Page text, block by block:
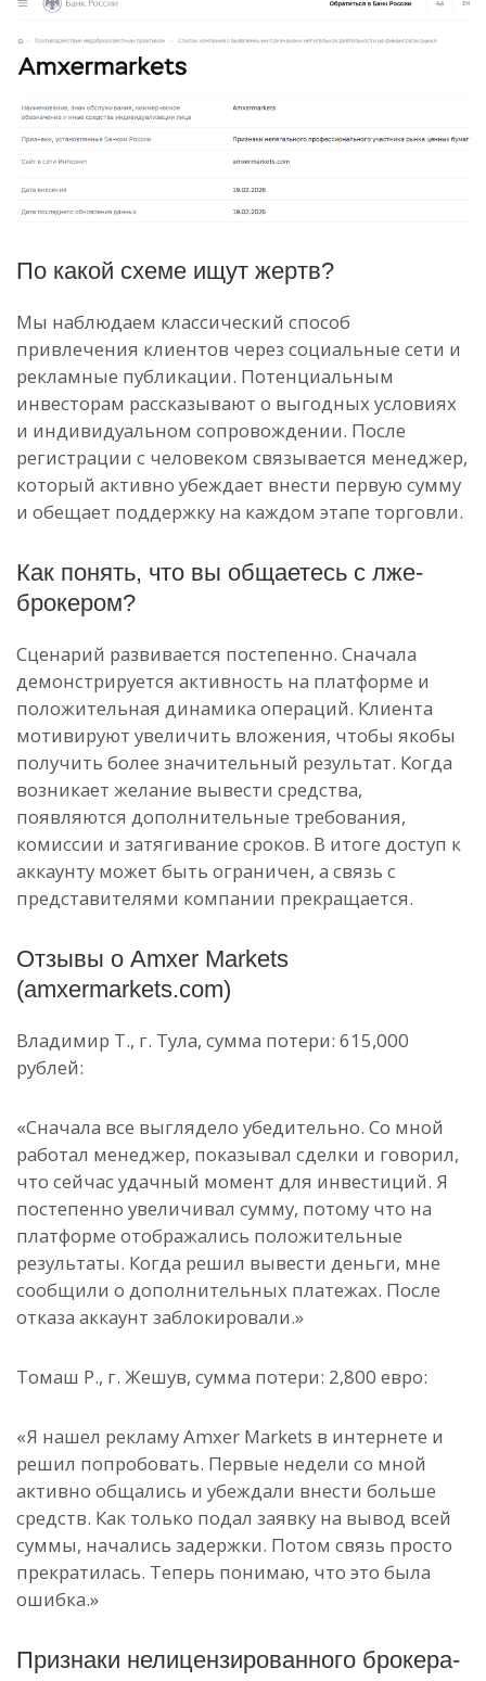
По какой схеме ищут жертв?
Мы наблюдаем классический способ
привлечения клиентов через социальные сети и
рекламные публикации. Потенциальным
инвесторам рассказывают о выгодных условиях
и индивидуальном сопровождении. После
регистрации с человеком связывается менеджер,
который активно убеждает внести первую сумму
и обещает поддержку на каждом этапе торговли.
Как понять, что вы общаетесь с лже-
брокером?
Сценарий развивается постепенно. Сначала
демонстрируется активность на платформе и
положительная динамика операций. Клиента
мотивируют увеличить вложения, чтобы якобы
получить более значительный результат. Когда
возникает желание вывести средства,
появляются дополнительные требования,
комиссии и затягивание сроков. В итоге доступ к
аккаунту может быть ограничен, а связь с
представителями компании прекращается.
Отзывы о Amxer Markets
(amxermarkets.com)
Владимир Т., г. Тула, сумма потери: 615,000
рублей:
«Сначала все выглядело убедительно. Со мной
работал менеджер, показывал сделки и говорил,
что сейчас удачный момент для инвестиций. Я
постепенно увеличивал сумму, потому что на
платформе отображались положительные
результаты. Когда решил вывести деньги, мне
сообщили о дополнительных платежах. После
отказа аккаунт заблокировали.»
Томаш Р., г. Жешув, сумма потери: 2,800 евро:
«Я нашел рекламу Amxer Markets в интернете и
решил попробовать. Первые недели со мной
активно общались и убеждали внести больше
средств. Как только подал заявку на вывод всей
суммы, начались задержки. Потом связь просто
прекратилась. Теперь понимаю, что это была
ошибка.»
Признаки нелицензированного брокера-